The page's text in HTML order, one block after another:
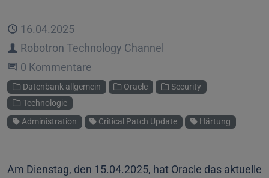
Veröffentlicht
16.04.2025
Autor
Robotron Technology Channel
Beginne eine Unterhaltung
0 Kommentare
Kategorien
Datenbank allgemein Oracle
Security
Technologie
Schlagworte
Administration Critical Patch Update Härtung
Am Dienstag, den 15.04.2025, hat Oracle das aktuelle